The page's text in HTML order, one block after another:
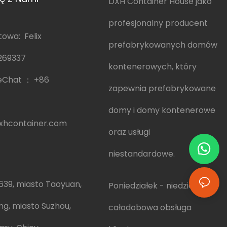
Felix
： +86
miasto Taoyuan,
miasto Suzhou,
profesjonalny producent
prefabrykowanych domów
kontenerowych, który
zapewnia prefabrykowane
domy i domy kontenerowe
oraz usługi
niestandardowe.
Poniedziałek - niedziela:
całodobowa obsługa